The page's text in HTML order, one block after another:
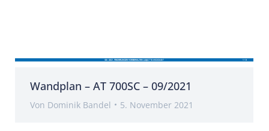
Wandplan – AT 700SC – 09/2021
Von Dominik Bandel 5. November 2021